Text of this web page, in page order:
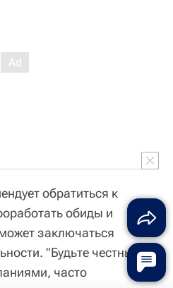
обратиться к
обиды и
заключаться
"Будьте честны с
часто